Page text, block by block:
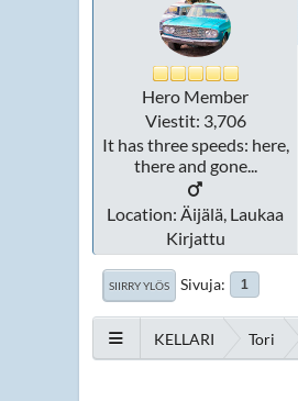
Hero Member
Viestit: 3,706
It has three speeds: here,
there and gone...
Location: Äijälä, Laukaa
Kirjattu
SIIRRY YLÖS Sivuja 1
KELLARI Tori